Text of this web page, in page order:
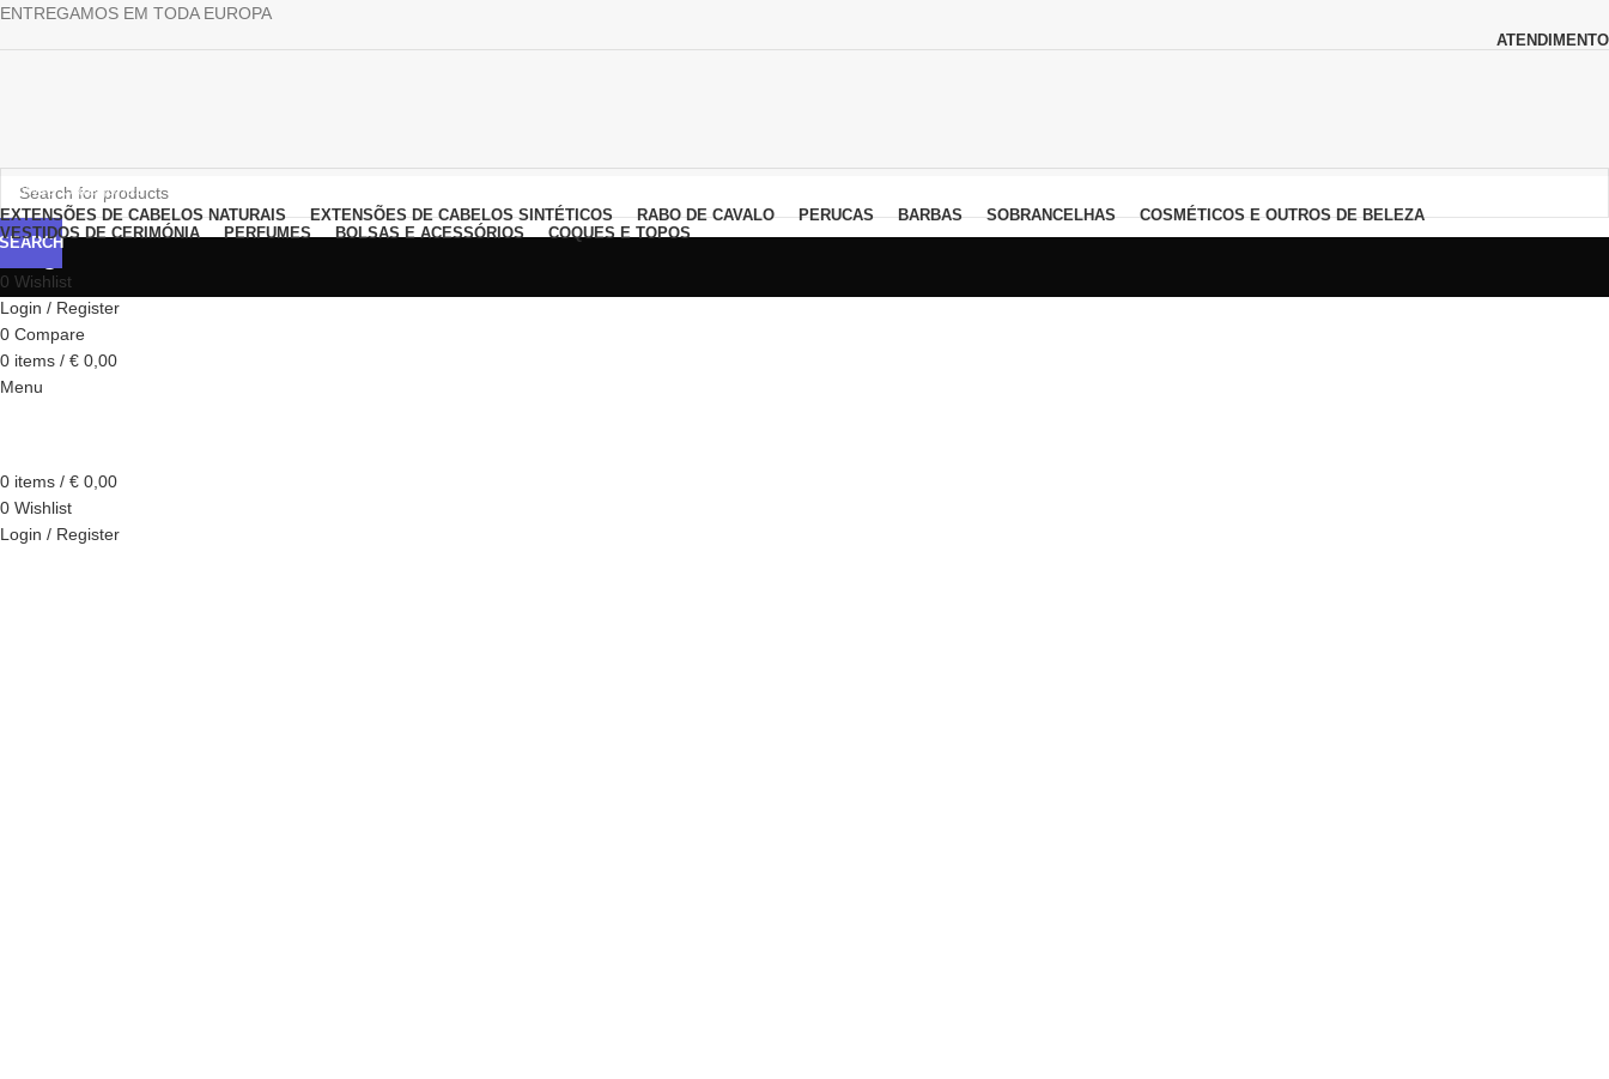
ENTREGAMOS EM TODA EUROPA
ATENDIMENTO
SEARCH
0 Wishlist
Login / Register
0 Compare
0 items / € 0,00
Menu
0 items / € 0,00
0 Wishlist
Login / Register
Browse Categories
EXTENSÕES DE CABELOS NATURAIS EXTENSÕES DE CABELOS SINTÉTICOS RABO DE CAVALO PERUCAS BARBAS SOBRANCELHAS
COSMÉTICOS E OUTROS DE BELEZA
VESTIDOS DE CERIMÓNIA
PERFUMES BOLSAS E ACESSÓRIOS COQUES E TOPOS
Blog